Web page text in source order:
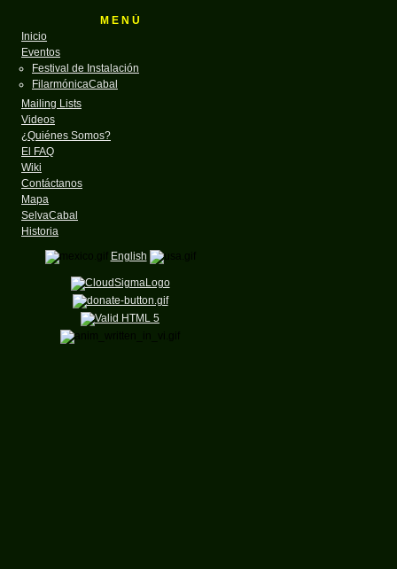
M E N Ú
Inicio
Eventos
Festival de Instalación
FilarmónicaCabal
Mailing Lists
Videos
¿Quiénes Somos?
El FAQ
Wiki
Contáctanos
Mapa
SelvaCabal
Historia
English